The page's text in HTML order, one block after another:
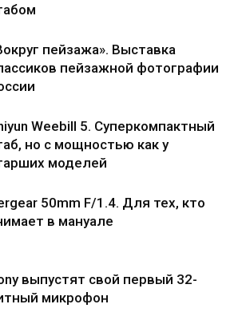
пейзажа». Выставка
пейзажной фотографии
Weebill 5. Cуперкомпактный
но с мощностью как у
моделей
50mm F/1.4. Для тех, кто
в мануале
выпустят свой первый 32-
микрофон